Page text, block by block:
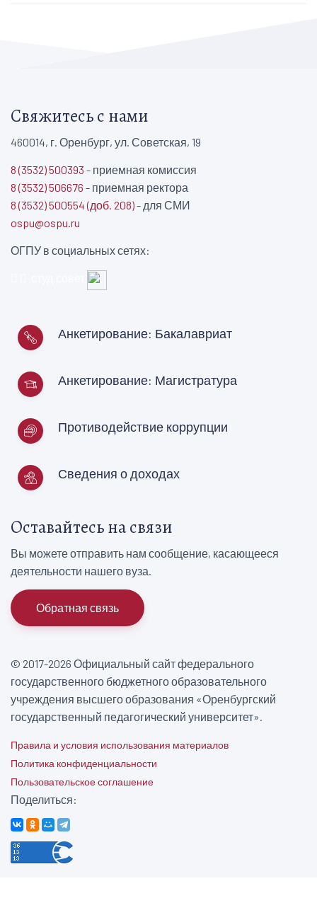
Свяжитесь с нами
460014, г. Оренбург, ул. Советская, 19
8 (3532) 500393 - приемная комиссия
8 (3532) 506676 - приемная ректора
8 (3532) 500554 (доб. 208)- для СМИ
ospu@ospu.ru
ОГПУ в социальных сетях:
Анкетирование: Бакалавриат
Анкетирование: Магистратура
Противодействие коррупции
Сведения о доходах
Оставайтесь на связи
Вы можете отправить нам сообщение, касающееся
деятельности нашего вуза.
Обратная связь
© 2017-2026 Официальный сайт федерального
государственного бюджетного образовательного
учреждения высшего образования «Оренбургский
государственный педагогический университет».
Правила и условия использования материалов
Политика конфиденциальности
Пользовательское соглашение
Поделиться: